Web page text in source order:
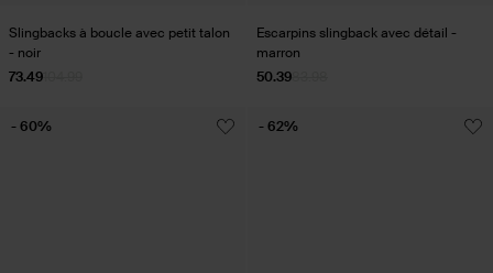
Slingbacks à boucle avec petit talon
- noir
73.49
Escarpins slingback avec détail -
marron
50.39
- 60% - 62%